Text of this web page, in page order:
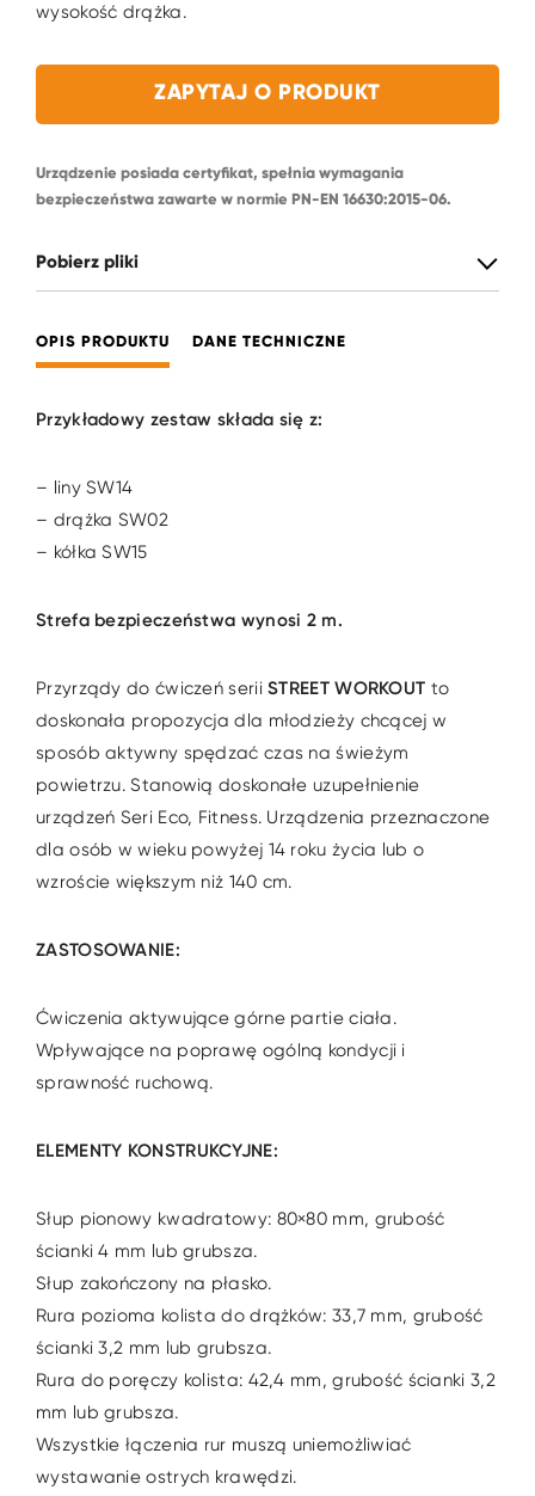
wysokość drążka.
ZAPYTAJ O PRODUKT
Urządzenie posiada certyfikat, spełnia wymagania
bezpieczeństwa zawarte w normie PN-EN 16630:2015-06.
Pobierz pliki
OPIS PRODUKTU DANE TECHNICZNE
Przykładowy zestaw składa się z:
– liny SW14
– drążka SW02
– kółka SW15
Strefa bezpieczeństwa wynosi 2 m.
Przyrządy do ćwiczeń seriiSTREET WORKOUT to
doskonała propozycja dla młodzieży chcącej w
sposób aktywny spędzać czas na świeżym
powietrzu. Stanowią doskonałe uzupełnienie
urządzeń Seri Eco, Fitness. Urządzenia przeznaczone
dla osób w wieku powyżej 14 roku życia lub o
wzroście większym niż 140 cm.
ZASTOSOWANIE:
Ćwiczenia aktywujące górne partie ciała.
Wpływające na poprawę ogólną kondycji i
sprawność ruchową.
ELEMENTY KONSTRUKCYJNE:
Słup pionowy kwadratowy: 80×80 mm, grubość
ścianki 4 mm lub grubsza.
Słup zakończony na płasko.
Rura pozioma kolista do drążków: 33,7 mm, grubość
ścianki 3,2 mm lub grubsza.
Rura do poręczy kolista: 42,4 mm, grubość ścianki 3,2
mm lub grubsza.
Wszystkie łączenia rur muszą uniemożliwiać
wystawanie ostrych krawędzi.